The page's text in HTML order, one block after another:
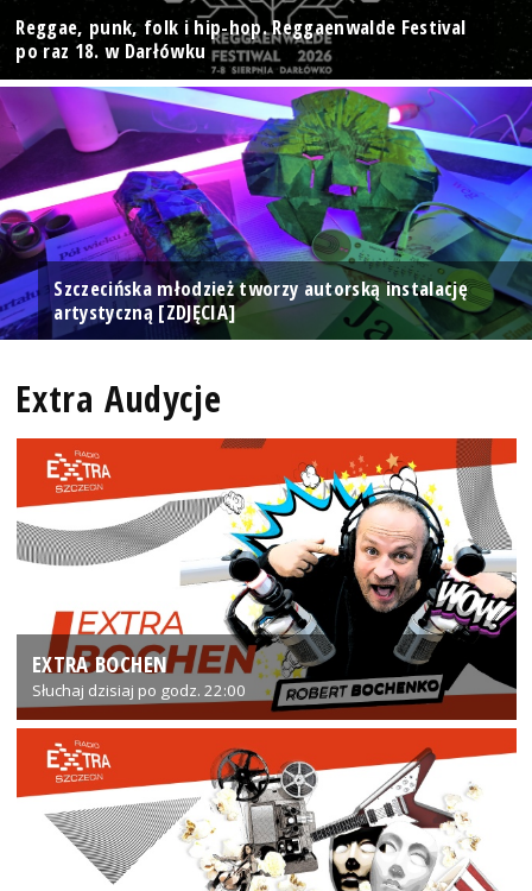
Reggae, punk, folk i hip-hop. Reggaenwalde Festival
po raz 18. w Darłówku
Szczecińska młodzież tworzy autorską instalację
artystyczną [ZDJĘCIA]
Extra Audycje
EXTRA BOCHEN
Słuchaj dzisiaj po godz. 22:00